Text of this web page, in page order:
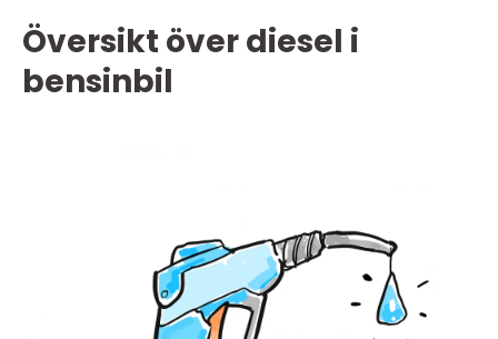
Översikt över diesel i
bensinbil